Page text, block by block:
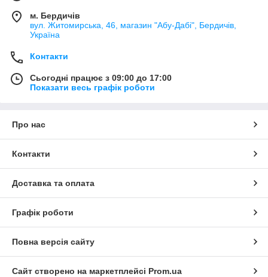
м. Бердичів
вул. Житомирська, 46, магазин "Абу-Дабі", Бердичів,
Україна
Контакти
Сьогодні працює з 09:00 до 17:00
Показати весь графік роботи
Про нас
Контакти
Доставка та оплата
Графік роботи
Повна версія сайту
Сайт створено на маркетплейсі Prom.ua